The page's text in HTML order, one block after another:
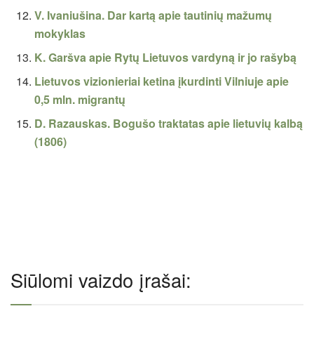
V. Ivaniušina. Dar kartą apie tautinių mažumų
mokyklas
K. Garšva apie Rytų Lietuvos vardyną ir jo rašybą
Lietuvos vizionieriai ketina įkurdinti Vilniuje apie
0,5 mln. migrantų
D. Razauskas. Bogušo traktatas apie lietuvių kalbą
(1806)
Siūlomi vaizdo įrašai: